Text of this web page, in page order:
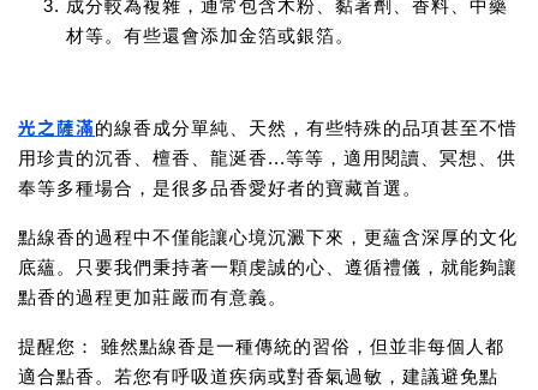
成分較為複雜，通常包含木粉、黏著劑、香料、中藥
材等。有些還會添加金箔或銀箔。
光之薩滿的線香成分單純、天然，有些特殊的品項甚至不惜
用珍貴的沉香、檀香、龍涎香...等等，適用閱讀、冥想、供
奉等多種場合，是很多品香愛好者的寶藏首選。
點線香的過程中不僅能讓心境沉澱下來，更蘊含深厚的文化
底蘊。只要我們秉持著一顆虔誠的心、遵循禮儀，就能夠讓
點香的過程更加莊嚴而有意義。
提醒您：
雖然點線香是一種傳統的習俗，但並非每個人都
適合點香。若您有呼吸道疾病或對香氣過敏，建議避免點